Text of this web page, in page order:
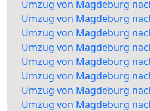
Umzug von Magdeburg
Umzug von Magdeburg
Umzug von Magdeburg
Umzug von Magdeburg
Umzug von Magdeburg
Umzug von Magdeburg
Umzug von Magdeburg
Umzug von Magdeburg